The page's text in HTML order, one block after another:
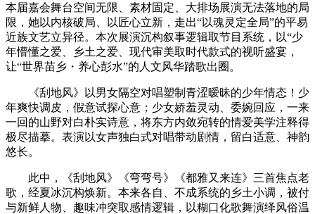
本届嘉会舞台空间无限、素材固定、大排场展演无法落地的局
限，她以内核破局、以匠心立新，走出“以魂灵定全局”的平易
近族文艺立异径。本次展演沉构叙事逻辑取节目系统，以“少
年懵懂之爱、乡土之爱、现代审美取时代款式的视听盛宴，
让“世界苗乡・养心彭水”的人文风华踏歌出圈。
《刮地风》以男女隔空对唱塑制青涩暧昧的少年情态！少
年爽快调皮，假意试探心意；少女娇羞灵动、委婉回应，一来
一回的山野对白朴实诗意，将东方内敛宛转的情爱美学注释得
极尽描摹。表演以女声独白式对唱带动剧情，留白适意、神韵
悠长。
此中，《刮地风》《弯弯号》《都雅又来连》三首焦点老
歌，经夏冰沉构焕新。本来各自、不成系统的乡土小调，被付
与新鲜人物、趣味冲突取感情逻辑，以糊口化歌舞演绎风俗温